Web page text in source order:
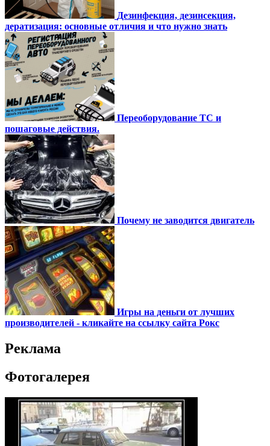
Дезинфекция, дезинсекция,
дератизация: основные отличия и что нужно знать
Переоборудование ТС и
пошаговые действия.
Почему не заводится двигатель
Игры на деньги от лучших
производителей - кликайте на ссылку сайта Рокс
Реклама
Фотогалерея